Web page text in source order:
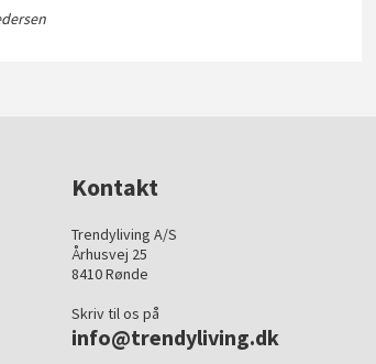
Kontakt
Trendyliving A/S
Århusvej 25
8410 Rønde
Skriv til os på
info@trendyliving.dk